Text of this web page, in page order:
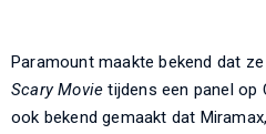
Paramount maakte bekend dat
Scary Movie tijdens een panel op
ook bekend gemaakt dat